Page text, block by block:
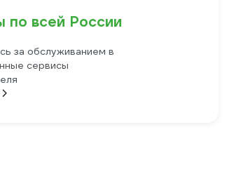
по всей России
за обслуживанием в
сервисы